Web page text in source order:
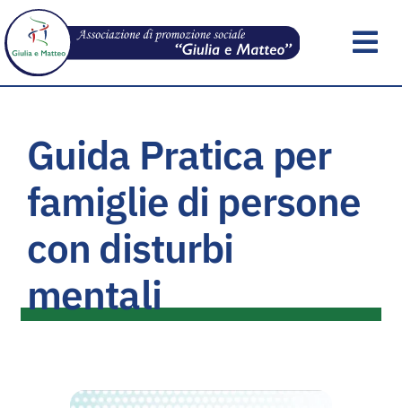
Skip
to
content
Chi Siamo
Documenti e Link
Libreria
Guida Pratica per
famiglie di persone
con disturbi
mentali